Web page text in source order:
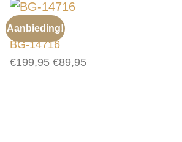
Aanbieding!
TASSEN
BG-14716
€199,95 Oorspronkelijke
€89,95Huidige